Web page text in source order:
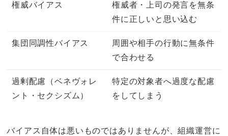
権威バイアス
権威者・上司の発言を無条
件に正しいと思い込む
集団同調性バイアス
周囲や相手の行動に無条件
で合わせる
過剰配慮（ベネヴォレ
ント・セクシズム）
特定の対象者へ過度な配慮
をしてしまう
バイアス自体は悪いものではありませんが、組織運営に